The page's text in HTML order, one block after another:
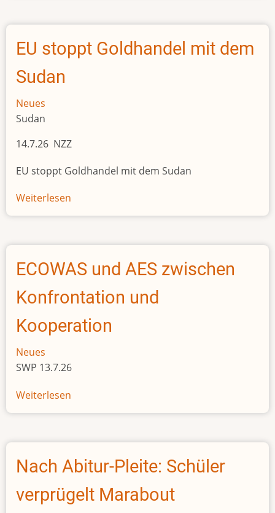
ausser
Kontrolle
EU stoppt Goldhandel mit dem
Sudan
Neues
Sudan
14.7.26 NZZ
EU stoppt Goldhandel mit dem Sudan
Weiterlesen
EU
Goldhandel
mit
dem
Sudan
ECOWAS und AES zwischen
Konfrontation und
Kooperation
Neues
SWP 13.7.26
Weiterlesen
ECOWAS
AES
zwischen
Konfrontation
und
Kooperation
Nach Abitur-Pleite: Schüler
verprügelt Marabout